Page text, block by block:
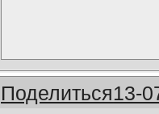
Поделиться13-